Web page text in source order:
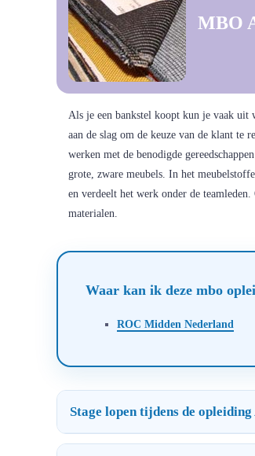
MBO
Als je een bankstel koopt kun je vaak
aan de slag om de keuze van de klant te
werken met de benodigde
grote, zware meubels. In het
en verdeelt het werk onder de
materialen.
Waar kan ik deze mbo
ROC Midden Nederland
Stage lopen tijdens de